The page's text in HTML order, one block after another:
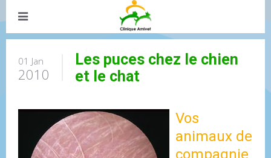
01 Jan
2010
Les puces chez le chien
et le chat
Vos
animaux de
compagnie